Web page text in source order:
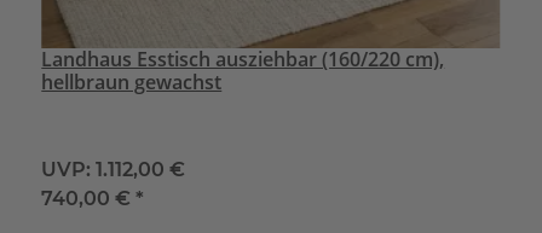
Landhaus Esstisch ausziehbar (160/220 cm),
hellbraun gewachst
UVP: 1.112,00 €
740,00 €*